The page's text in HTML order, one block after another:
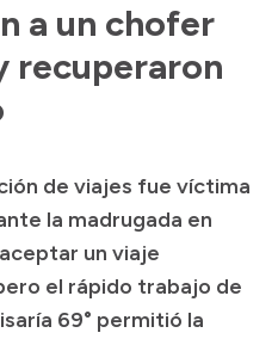
a un chofer
recuperaron
de viajes fue víctima
la madrugada en
un viaje
el rápido trabajo de
69° permitió la